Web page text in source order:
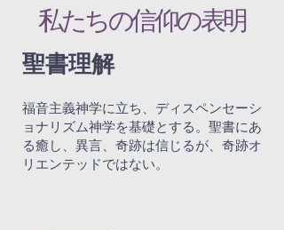
私たちの信仰の表明
聖書理解
福音主義神学に立ち、ディスペンセーシ
ョナリズム神学を基礎とする。聖書にあ
る癒し、異言、奇跡は信じるが、奇跡オ
リエンテッドではない。